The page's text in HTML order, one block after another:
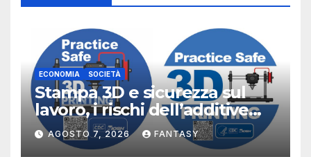
ECONOMIA SOCIETÀ
Stampa 3D e sicurezza sul
lavoro, i rischi dell’additive
manufacturing secondo
NIOSH
AGOSTO 7, 2026 FANTASY